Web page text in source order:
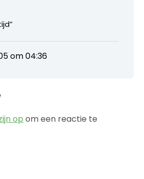
om 04:36
op om een reactie te